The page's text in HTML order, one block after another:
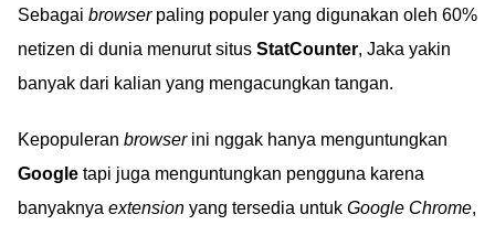
Sebagai browserpaling populer yang digunakan oleh 60%
netizen di dunia menurut situs StatCounter, Jaka yakin
banyak dari kalian yang mengacungkan tangan.
Kepopuleran browserini nggak hanya menguntungkan
Google tapi juga menguntungkan pengguna karena
banyaknya extension yang tersedia untuk Google Chrome,